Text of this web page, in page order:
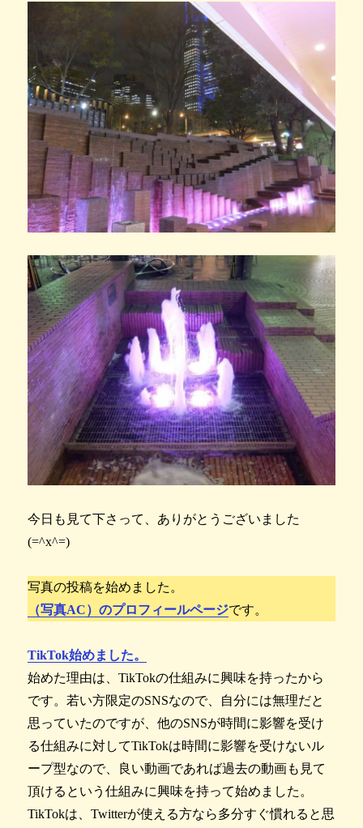
今日も見て下さって、ありがとうございました
(=^x^=)
写真の投稿を始めました。
（写真AC）のプロフィールページです。
TikTok始めました。
始めた理由は、TikTokの仕組みに興味を持ったから
です。若い方限定のSNSなので、自分には無理だと
思っていたのですが、他のSNSが時間に影響を受け
る仕組みに対してTikTokは時間に影響を受けないル
ープ型なので、良い動画であれば過去の動画も見て
頂けるという仕組みに興味を持って始めました。
TikTokは、Twitterが使える方なら多分すぐ慣れると思